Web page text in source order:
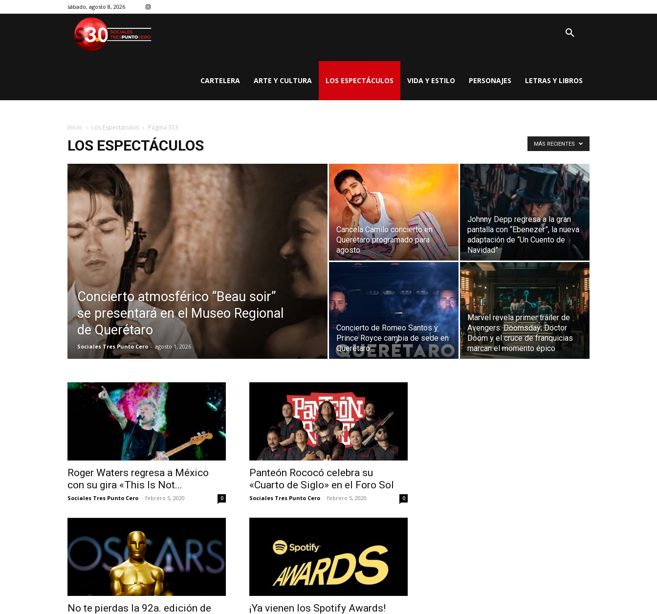
sábado, agosto 8, 2026
CARTELERA ARTE Y CULTURA LOS ESPECTÁCULOS VIDA Y ESTILO PERSONAJES LETRAS Y LIBROS
Inicio Los Espectáculos Página 313
LOS ESPECTÁCULOS MÁS RECIENTES
Concierto atmosférico “Beau soir”
se presentará en el Museo Regional
de Querétaro
Sociales Tres Punto Cero - agosto 1, 2026
Cancela Camilo concierto en
Querétaro programado para
agosto
Johnny Depp regresa a la gran
pantalla con “Ebenezer”, la nueva
adaptación de “Un Cuento de
Navidad”
Concierto de Romeo Santos y
Prince Royce cambia de sede en
Querétaro
Marvel revela primer tráiler de
Avengers: Doomsday; Doctor
Doom y el cruce de franquicias
marcan el momento épico
Roger Waters regresa a México
con su gira «This Is Not...
Sociales Tres Punto Cero - febrero 5, 2020 0
Panteón Rococó celebra su
«Cuarto de Siglo» en el Foro Sol
Sociales Tres Punto Cero - febrero 5, 2020 0
No te pierdas la 92a. edición de
¡Ya vienen los Spotify Awards!